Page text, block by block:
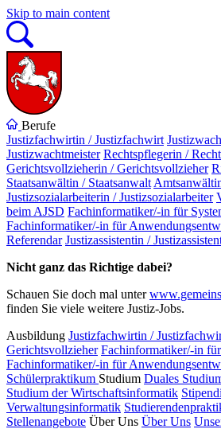
Skip to main content
Berufe
Justizfachwirtin / Justizfachwirt
Justizwachtmeister Rechtspflegerin /
Gerichtsvollzieherin / Gerichtsvollzieher
Staatsanwältin / Staatsanwalt
Justizsozialarbeiterin / Justizsozialarbeiter
beim AJSD Fachinformatiker/-in für
Fachinformatiker/-in für
Referendar Justizassistentin /
Nicht ganz das Richtige dabei?
Schauen Sie doch mal unter
finden Sie viele weitere Justiz-Jobs.
Ausbildung Justizfachwirtin /
Gerichtsvollzieher Fachinformatiker/-in
Fachinformatiker/-in für
Schülerpraktikum Studium Duales
Studium der Wirtschaftsinformatik
Verwaltungsinformatik
Stellenangebote Über Uns Über Uns